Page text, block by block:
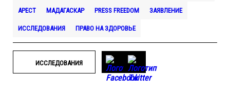
АРЕСТ МАДАГАСКАР PRESS FREEDOM ЗАЯВЛЕНИЕ
ИССЛЕДОВАНИЯ ПРАВО НА ЗДОРОВЬЕ
ИССЛЕДОВАНИЯ